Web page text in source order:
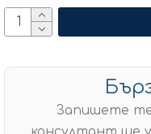
Запишете